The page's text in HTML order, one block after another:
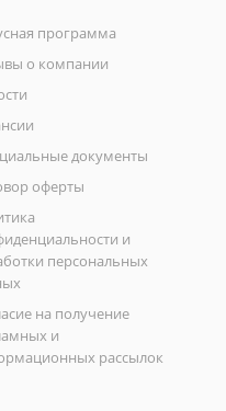
программа
о компании
документы
оферты
и
персональных
на получение
и
рассылок